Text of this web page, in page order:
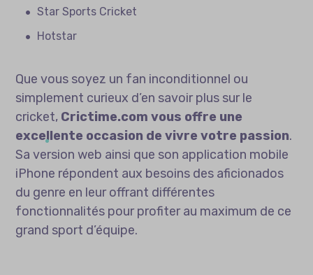
Star Sports Cricket
Hotstar
Que vous soyez un fan inconditionnel ou
simplement curieux d’en savoir plus sur le
cricket, Crictime.com vous offre une
excellente occasion de vivre votre passion.
Sa version web ainsi que son application mobile
iPhone répondent aux besoins des aficionados
du genre en leur offrant différentes
fonctionnalités pour profiter au maximum de ce
grand sport d’équipe.